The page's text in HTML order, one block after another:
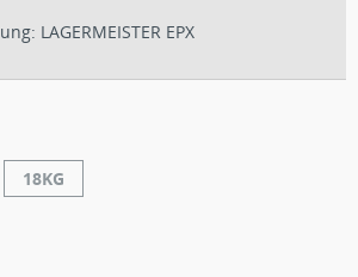
LAGERMEISTER EPX
18KG